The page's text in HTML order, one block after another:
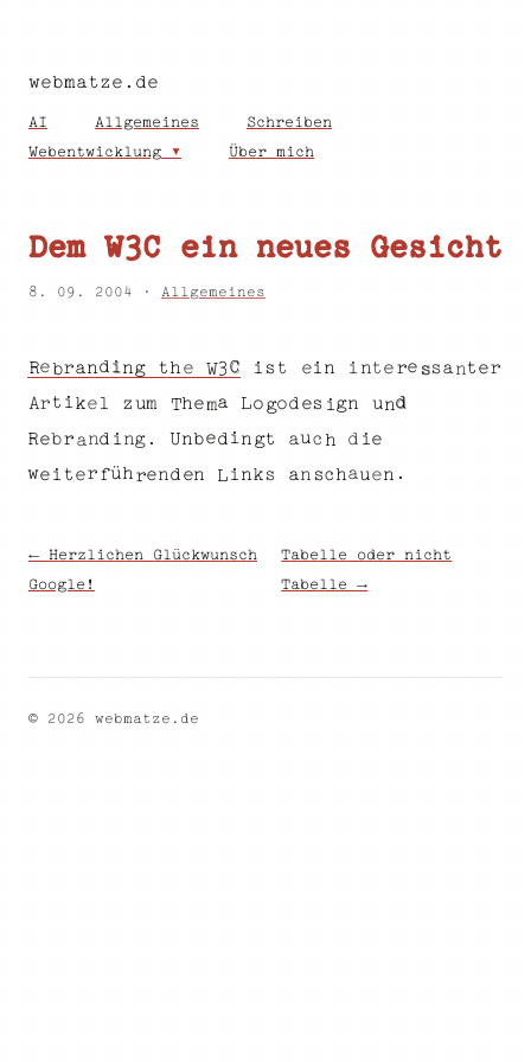
webmatze.de
AI Allgemeines Schreiben
Webentwicklung Über mich
Dem W3C ein neues Gesicht
8. 09. 2004 · Allgemeines
Re brand i ng th e W3 C i s t ei n i nt e re ssanter
Ar t i ke l z um Thema Lo god es ign und
Re br and i ng . U n bed i n gt auc h d ie
we i ter füh rend en L i nk s an sc hauen .
← Herzlichen Glückwunsch
Google!
Tabelle oder nicht
Tabelle →
© 2026 webmatze.de